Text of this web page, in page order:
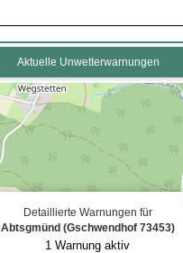
Aktuelle Unwetterwarnungen
Detaillierte Warnungen für
Abtsgmünd (Gschwendhof 73453)
1 Warnung aktiv